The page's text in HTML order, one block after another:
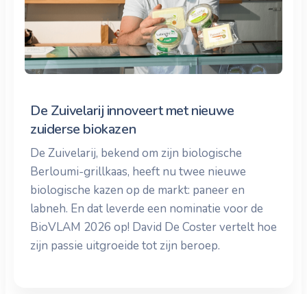
De Zuivelarij innoveert met nieuwe
zuiderse biokazen
De Zuivelarij, bekend om zijn biologische
Berloumi-grillkaas, heeft nu twee nieuwe
biologische kazen op de markt: paneer en
labneh. En dat leverde een nominatie voor de
BioVLAM 2026 op! David De Coster vertelt hoe
zijn passie uitgroeide tot zijn beroep.